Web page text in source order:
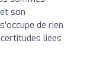
son
de rien
liées